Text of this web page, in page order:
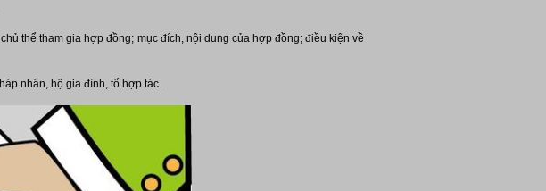
thể tham gia hợp đồng; mục đích, nội dung của hợp đồng; điều kiện về
nhân, hộ gia đình, tổ hợp tác.